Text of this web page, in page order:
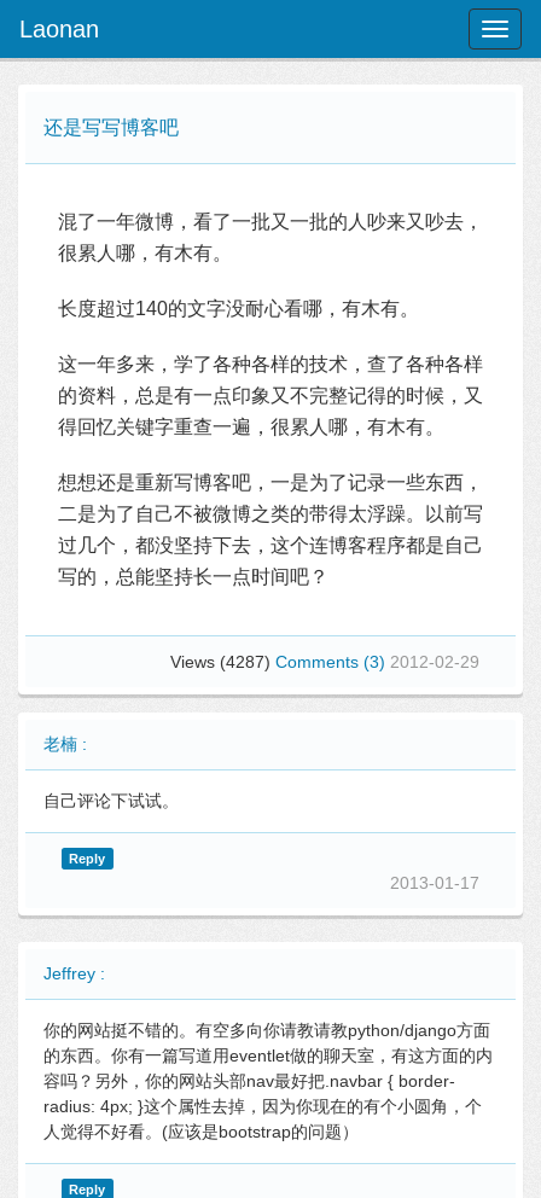
Laonan
还是写写博客吧
混了一年微博，看了一批又一批的人吵来又吵去，
很累人哪，有木有。
长度超过140的文字没耐心看哪，有木有。
这一年多来，学了各种各样的技术，查了各种各样
的资料，总是有一点印象又不完整记得的时候，又
得回忆关键字重查一遍，很累人哪，有木有。
想想还是重新写博客吧，一是为了记录一些东西，
二是为了自己不被微博之类的带得太浮躁。以前写
过几个，都没坚持下去，这个连博客程序都是自己
写的，总能坚持长一点时间吧？
Views (4287) Comments (3) 2012-02-29
老楠 :
自己评论下试试。
Reply
2013-01-17
Jeffrey :
你的网站挺不错的。有空多向你请教请教python/django方面
的东西。你有一篇写道用eventlet做的聊天室，有这方面的内
容吗？另外，你的网站头部nav最好把.navbar { border-
radius: 4px; }这个属性去掉，因为你现在的有个小圆角，个
人觉得不好看。(应该是bootstrap的问题）
Reply